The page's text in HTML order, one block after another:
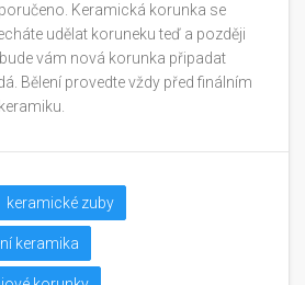
Keramická korunka se
udělat koruneku teď a později
vám nová korunka připadat
Bělení provedte vždy před finálním
keramické zuby
keramika